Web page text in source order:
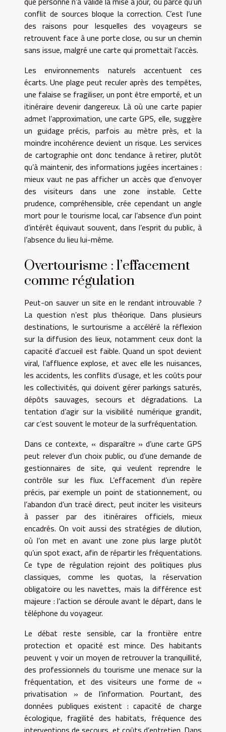
conflit de sources bloque la correction. C’est l’une
des raisons pour lesquelles des voyageurs se
retrouvent face à une porte close, ou sur un chemin
sans issue, malgré une carte qui promettait l’accès.
Les environnements naturels accentuent ces
écarts. Une plage peut reculer après des tempêtes,
une falaise se fragiliser, un pont être emporté, et un
itinéraire devenir dangereux. Là où une carte papier
admet l’approximation, une carte GPS, elle, suggère
un guidage précis, parfois au mètre près, et la
moindre incohérence devient un risque. Les services
de cartographie ont donc tendance à retirer, plutôt
qu’à maintenir, des informations jugées incertaines :
mieux vaut ne pas afficher un accès que d’envoyer
des visiteurs dans une zone instable. Cette
prudence, compréhensible, crée cependant un angle
mort pour le tourisme local, car l’absence d’un point
d’intérêt équivaut souvent, dans l’esprit du public, à
l’absence du lieu lui-même.
Overtourisme : l’effacement
comme régulation
Peut-on sauver un site en le rendant introuvable ?
La question n’est plus théorique. Dans plusieurs
destinations, le surtourisme a accéléré la réflexion
sur la diffusion des lieux, notamment ceux dont la
capacité d’accueil est faible. Quand un spot devient
viral, l’affluence explose, et avec elle les nuisances,
les accidents, les conflits d’usage, et les coûts pour
les collectivités, qui doivent gérer parkings saturés,
dépôts sauvages, secours et dégradations. La
tentation d’agir sur la visibilité numérique grandit,
car c’est souvent le moteur de la surfréquentation.
Dans ce contexte, « disparaître » d’une carte GPS
peut relever d’un choix public, ou d’une demande de
gestionnaires de site, qui veulent reprendre le
contrôle sur les flux. L’effacement d’un repère
précis, par exemple un point de stationnement, ou
l’abandon d’un tracé direct, peut inciter les visiteurs
à passer par des itinéraires officiels, mieux
encadrés. On voit aussi des stratégies de dilution,
où l’on met en avant une zone plus large plutôt
qu’un spot exact, afin de répartir les fréquentations.
Ce type de régulation rejoint des politiques plus
classiques, comme les quotas, la réservation
obligatoire ou les navettes, mais la différence est
majeure : l’action se déroule avant le départ, dans le
téléphone du voyageur.
Le débat reste sensible, car la frontière entre
protection et opacité est mince. Des habitants
peuvent y voir un moyen de retrouver la tranquillité,
des professionnels du tourisme une menace sur la
fréquentation, et des visiteurs une forme de «
privatisation » de l’information. Pourtant, des
données publiques existent : capacité de charge
écologique, fragilité des habitats, fréquence des